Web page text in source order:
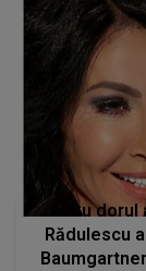
Cu
Rădulescu